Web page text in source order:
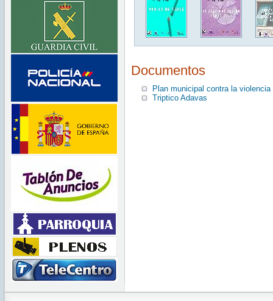
Documentos
Plan municipal contra la
Triptico Adavas